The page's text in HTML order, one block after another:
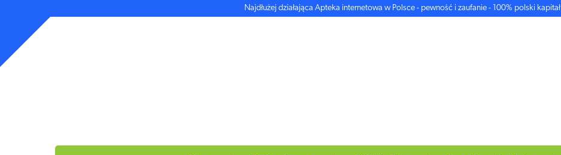
Najdłużej działająca Apteka internetowa w Polsce - pewność i zaufanie - 100% polski kapitał